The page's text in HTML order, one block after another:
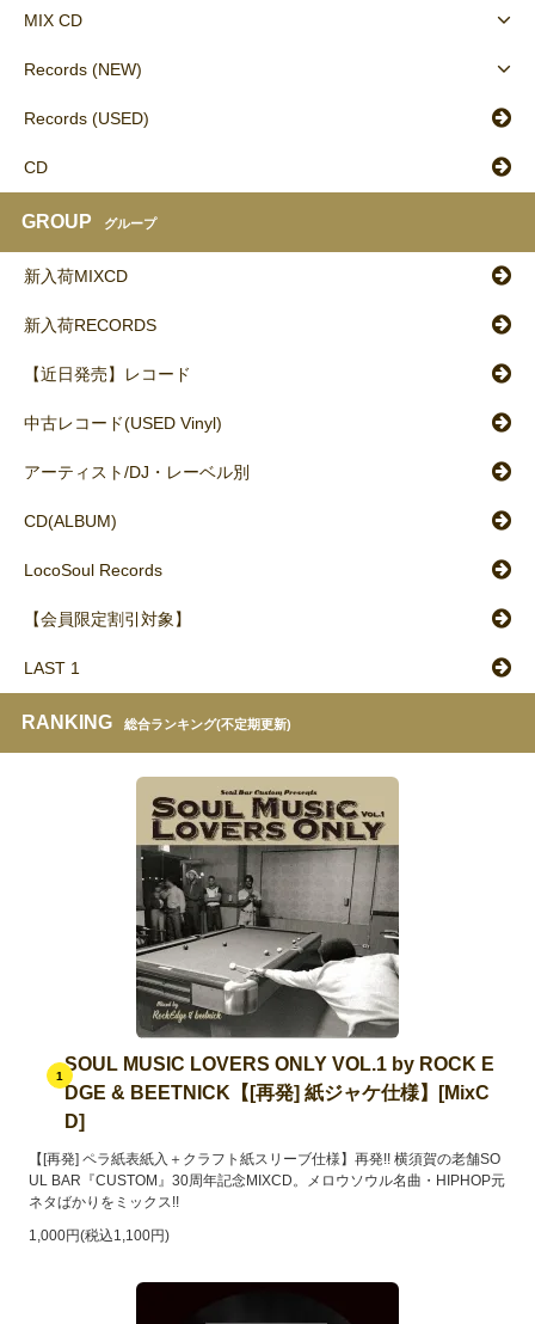
MIX CD
Records (NEW)
Records (USED)
CD
GROUP グループ
新入荷MIXCD
新入荷RECORDS
【近日発売】レコード
中古レコード(USED Vinyl)
アーティスト/DJ・レーベル別
CD(ALBUM)
LocoSoul Records
【会員限定割引対象】
LAST 1
RANKING 総合ランキング(不定期更新)
1
SOUL MUSIC LOVERS ONLY VOL.1 by ROCK E
DGE & BEETNICK【[再発] 紙ジャケ仕様】[MixC
D]
【[再発] ペラ紙表紙入＋クラフト紙スリーブ仕様】再発!! 横須賀の老舗SO
UL BAR『CUSTOM』30周年記念MIXCD。メロウソウル名曲・HIPHOP元
ネタばかりをミックス!!
1,000円(税込1,100円)